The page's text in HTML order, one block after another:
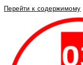
Перейти к содержимому